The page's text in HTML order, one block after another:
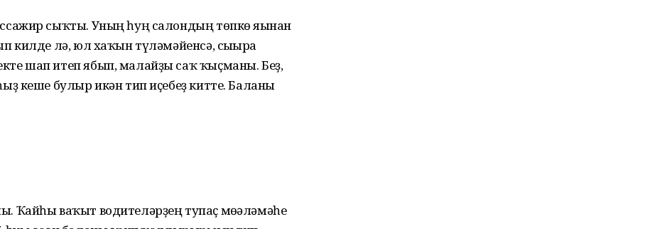
сыҡты. Уның һуң салондың төпкө яғынан
килде лә, юл хаҡын түләмәйенсә, сығырға
шап итеп ябып, малайҙы саҡ ҡыҫманы. Беҙ,
кеше булыр икән тип иҫебеҙ китте. Баланы
ваҡыт водителәрҙең тупаҫ мөғәләмәһе